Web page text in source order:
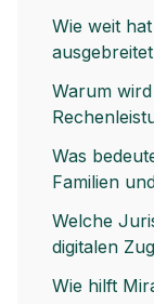
Wie weit
Warum
Was
Familien
Welche
digitalen
Wie hilft